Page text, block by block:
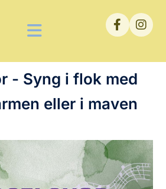
- Syng i flok med
eller i maven